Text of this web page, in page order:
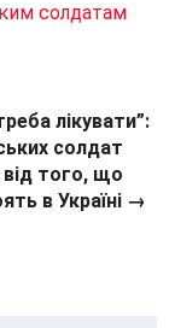
солдатам
лікувати”:
солдат
від того, що
в Україні →